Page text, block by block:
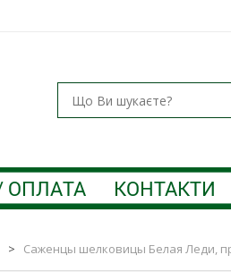
ОПЛАТА КОНТАКТИ
> Саженцы шелковицы Белая Леди,